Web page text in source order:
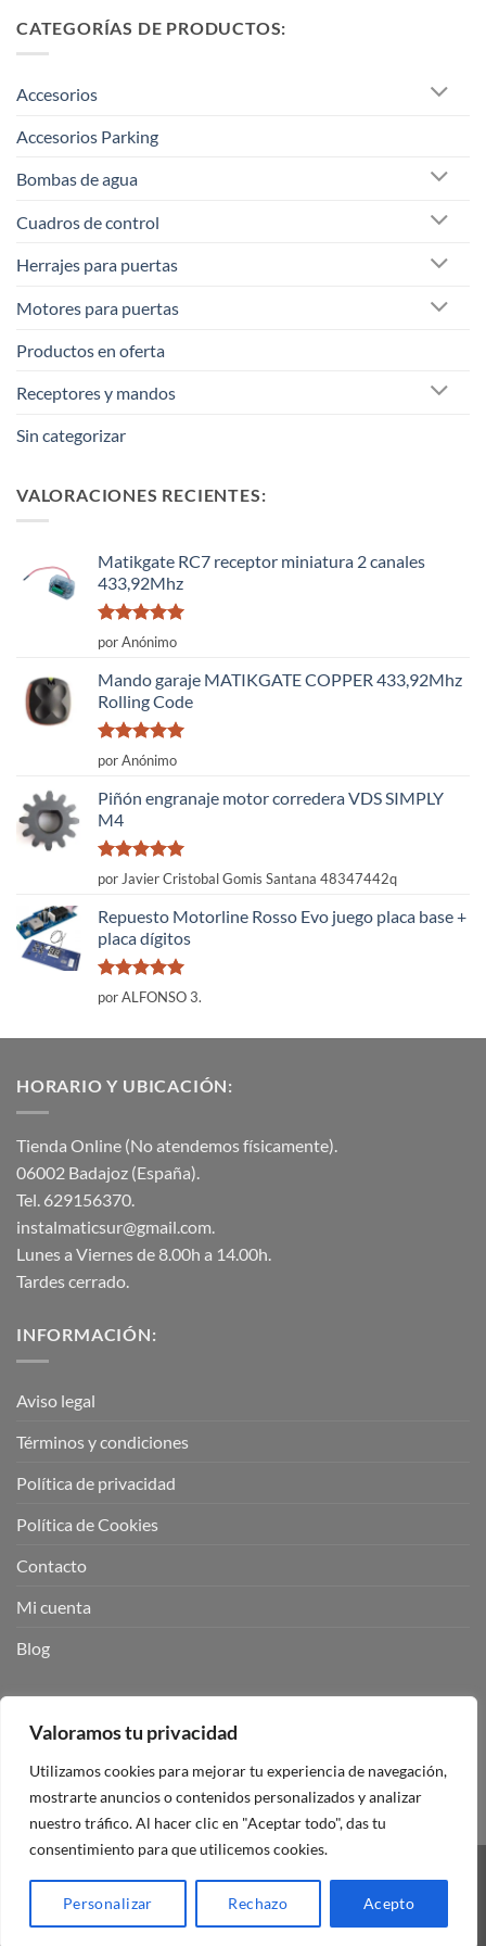
Valoramos tu privacidad
Utilizamos cookies para mejorar tu experiencia de navegación,
mostrarte anuncios o contenidos personalizados y analizar
nuestro tráfico. Al hacer clic en "Aceptar todo", das tu
consentimiento para que utilicemos cookies.
Personalizar Rechazo Acepto
CATEGORÍAS DE PRODUCTOS:
Accesorios
Accesorios Parking
Bombas de agua
Cuadros de control
Herrajes para puertas
Motores para puertas
Productos en oferta
Receptores y mandos
Sin categorizar
VALORACIONES RECIENTES:
Matikgate RC7 receptor miniatura 2 canales
433,92Mhz
Valorado
con
por Anónimo
Mando garaje MATIKGATE COPPER 433,92Mhz
Rolling Code
Valorado
con
por Anónimo
Piñón engranaje motor corredera VDS SIMPLY
M4
Valorado
con
por Javier Cristobal Gomis Santana 48347442q
Repuesto Motorline Rosso Evo juego placa base +
placa dígitos
Valorado
con
por ALFONSO 3.
HORARIO Y UBICACIÓN:
Tienda Online (No atendemos físicamente).
06002 Badajoz (España).
Tel. 629156370.
instalmaticsur@gmail.com.
Lunes a Viernes de 8.00h a 14.00h.
Tardes cerrado.
INFORMACIÓN:
Aviso legal
Términos y condiciones
Política de privacidad
Política de Cookies
Contacto
Mi cuenta
Blog
Visa PayPal Stripe MasterCard
Copyright 2026 ©Mando Garaje Universal Tienda Online España.